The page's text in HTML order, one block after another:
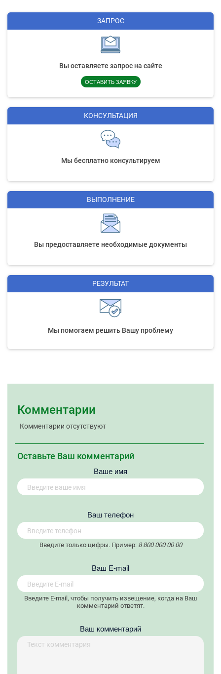
ЗАПРОС
Вы оставляете запрос на сайте
ОСТАВИТЬ ЗАЯВКУ
КОНСУЛЬТАЦИЯ
Мы бесплатно консультируем
ВЫПОЛНЕНИЕ
Вы предоставляете необходимые документы
РЕЗУЛЬТАТ
Мы помогаем решить Вашу проблему
Комментарии
Комментарии отсутствуют
Оставьте Ваш комментарий
Ваше имя
Вaш телефон
Введите только цифры. Пример: 8 800 000 00 00
Вaш E-mail
Введите E-mail, чтобы получить извещение, когда на Ваш
комментарий ответят.
Ваш комментарий